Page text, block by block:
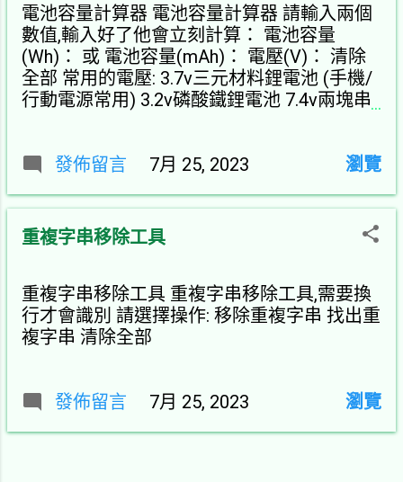
電池容量計算器 電池容量計算器 請輸入兩個
數值,輸入好了他會立刻計算： 電池容量
(Wh)： 或 電池容量(mAh)： 電壓(V)： 清除
全部 常用的電壓: 3.7v三元材料鋰電池 (手機/
行動電源常用) 3.2v磷酸鐵鋰電池 7.4v兩塊串
經由航空公司批准才可帶上機。 >160 Wh：
鋰電池只能隨身攜帶，絕對禁止托運。容量限
制 看電池容量是最直觀知道它儲存能量的大
小，常見的兩種單位是瓦時（Wh）和毫安時
評估電池的容量。 瓦時（Wh）： 瓦時是能量
的單位，表示在一小時內每秒可以消耗瓦特
（W）的大小。簡單來說，瓦時描述了一個電
電池 毫安時（mAh）： 毫安時是電流的單
發佈留言 7月 25, 2023 瀏覽
重複字串移除工具
重複字串移除工具 重複字串移除工具,需要換
行才會識別 請選擇操作: 移除重複字串 找出重
複字串 清除全部
發佈留言 7月 25, 2023 瀏覽